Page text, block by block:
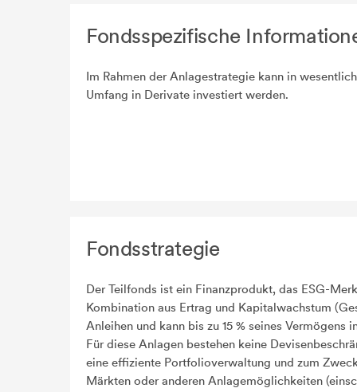
Fondsspezifische
Im Rahmen der Anlagestrategie kann in
Umfang in Derivate investiert werden.
Fondsstrategie
Der Teilfonds ist ein Finanzprodukt, das ESG-
Kombination aus Ertrag und Kapitalwachstum
Anleihen und kann bis zu 15 % seines
Für diese Anlagen bestehen keine
eine effiziente Portfolioverwaltung und zum
Märkten oder anderen Anlagemöglichkeiten